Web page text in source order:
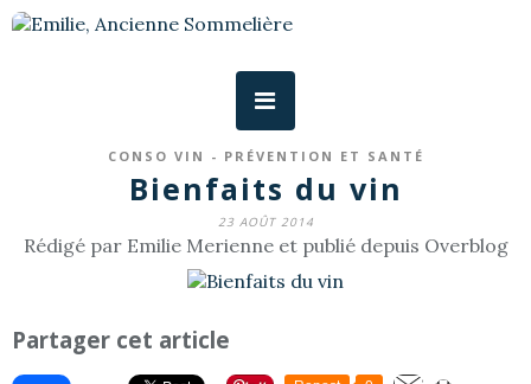
CONSO VIN - PRÉVENTION ET SANTÉ
Bienfaits du vin
23 AOÛT 2014
Rédigé par Emilie Merienne et publié depuis Overblog
Partager cet article